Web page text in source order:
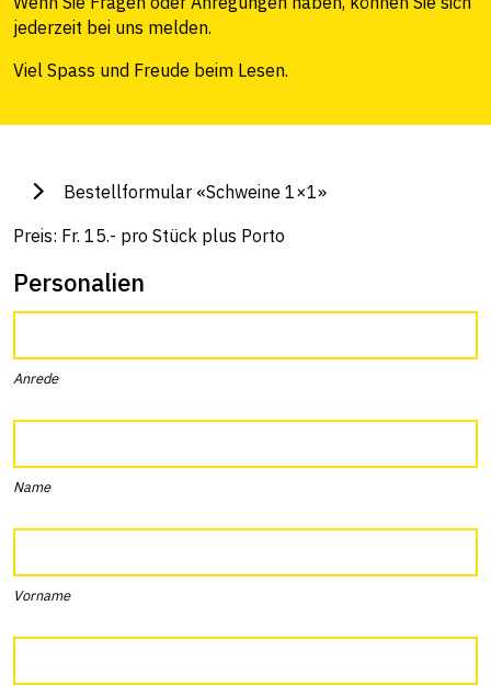
jederzeit bei uns melden.
Viel Spass und Freude beim Lesen.
Bestellformular «Schweine 1×1»
Preis: Fr. 15.- pro Stück plus Porto
Personalien
Anrede
Name
Vorname